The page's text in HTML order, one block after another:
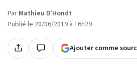
Par Mathieu D'Hondt
Publié le 20/06/2019 à 16h29
Ajouter comme